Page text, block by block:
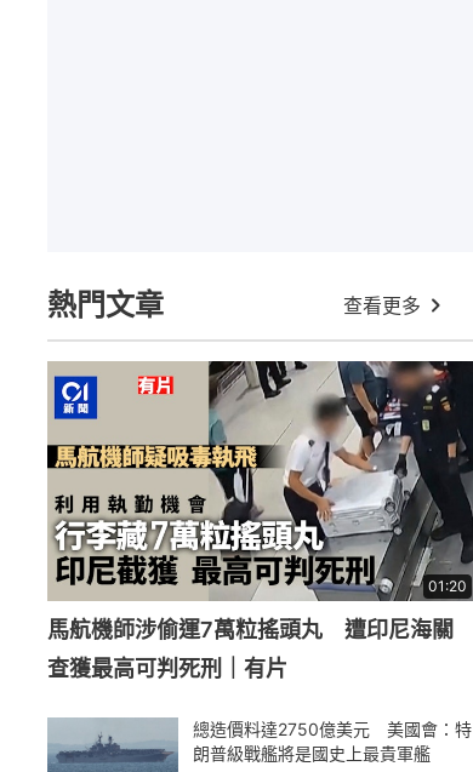
熱門文章 查看更多
01:20
馬航機師涉偷運7萬粒搖頭丸 遭印尼海關
查獲最高可判死刑｜有片
總造價料達2750億美元 美國會：特
朗普級戰艦將是國史上最貴軍艦